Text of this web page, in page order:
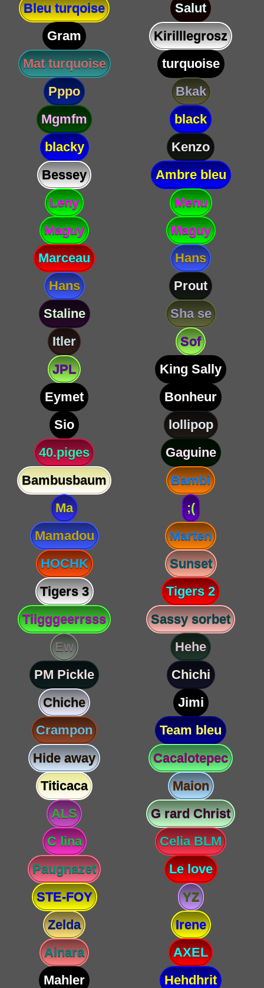
Bleu turqoise
Salut
Gram
Kirilllegrosz
Mat turquoise
turquoise
Pppo
Bkak
Mgmfm
black
blacky
Kenzo
Bessey
Ambre bleu
Leny
Menu
Maguy
Maguy
Marceau
Hans
Hans
Prout
Staline
Sha se
Itler
Sof
JPL
King Sally
Eymet
Bonheur
Sio
lollipop
40.piges
Gaguine
Bambusbaum
Bambi
Ma
;(
Mamadou
Marten
HOCHK
Sunset
Tigers 3
Tigers 2
Tiigggeerrsss
Sassy sorbet
Ew
Hehe
PM Pickle
Chichi
Chiche
Jimi
Crampon
Team bleu
Hide away
Cacalotepec
Titicaca
Maion
ALS
G rard Christ
C lina
Celia BLM
Paugnazet
Le love
STE-FOY
YZ
Zelda
Irene
Ainara
AXEL
Mahler
Hehdhrit